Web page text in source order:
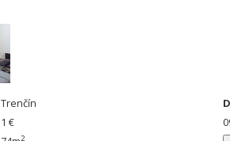
Trenčín
1 €
2